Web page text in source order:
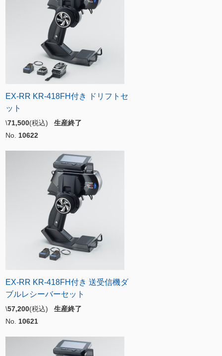
EX-RR KR-418FH付き ドリフトセ
ット
\71,500(税込) 生産終了
No. 10622
EX-RR KR-418FH付き 送受信機ダ
ブルレシーバーセット
\57,200(税込) 生産終了
No. 10621